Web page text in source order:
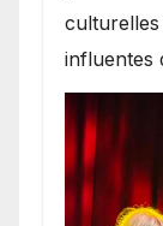
influentes